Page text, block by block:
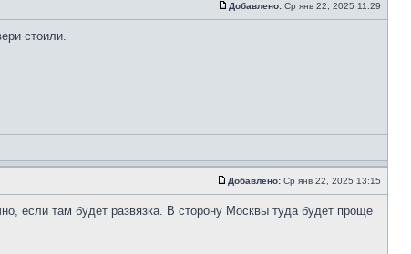
Добавлено: Ср янв 22, 2025 11:29
стоили.
Добавлено: Ср янв 22, 2025 13:15
если там будет развязка. В сторону Москвы туда будет проще